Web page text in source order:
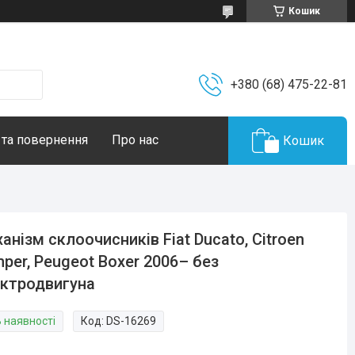
Кошик
+380 (68) 475-22-81
повернення Про нас Кошик
склоочисників Fiat Ducato, Citroen
Peugeot Boxer 2006– без
наявності Код: DS-16269